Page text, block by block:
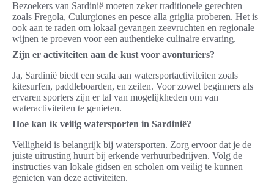
Bezoekers van Sardinië moeten zeker traditionele gerechten
zoals Fregola, Culurgiones en pesce alla griglia proberen. Het is
ook aan te raden om lokaal gevangen zeevruchten en regionale
wijnen te proeven voor een authentieke culinaire ervaring.
Zijn er activiteiten aan de kust voor avonturiers?
Ja, Sardinië biedt een scala aan watersportactiviteiten zoals
kitesurfen, paddleboarden, en zeilen. Voor zowel beginners als
ervaren sporters zijn er tal van mogelijkheden om van
wateractiviteiten te genieten.
Hoe kan ik veilig watersporten in Sardinië?
Veiligheid is belangrijk bij watersporten. Zorg ervoor dat je de
juiste uitrusting huurt bij erkende verhuurbedrijven. Volg de
instructies van lokale gidsen en scholen om veilig te kunnen
genieten van deze activiteiten.